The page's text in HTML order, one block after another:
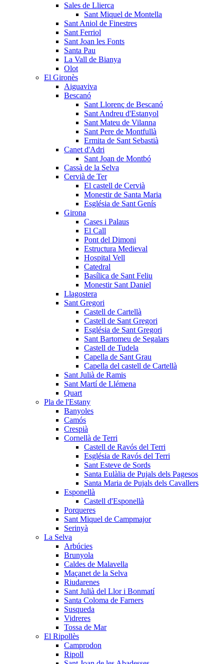
Sales de Llierca
Sant Miquel de Montella
Sant Aniol de Finestres
Sant Ferriol
Sant Joan les Fonts
Santa Pau
La Vall de Bianya
Olot
El Gironès
Aiguaviva
Bescanó
Sant Llorenç de Bescanó
Sant Andreu d'Estanyol
Sant Mateu de Vilanna
Sant Pere de Montfullà
Ermita de Sant Sebastià
Canet d'Adri
Sant Joan de Montbó
Cassà de la Selva
Cervià de Ter
El castell de Cervià
Monestir de Santa Maria
Església de Sant Genís
Girona
Cases i Palaus
El Call
Pont del Dimoni
Estructura Medieval
Hospital Vell
Catedral
Basílica de Sant Feliu
Monestir Sant Daniel
Llagostera
Sant Gregori
Castell de Cartellà
Castell de Sant Gregori
Església de Sant Gregori
Sant Bartomeu de Segalars
Castell de Tudela
Capella de Sant Grau
Capella del castell de Cartellà
Sant Julià de Ramis
Sant Martí de Llémena
Quart
Pla de l'Estany
Banyoles
Camós
Crespià
Cornellà de Terri
Castell de Ravós del Terri
Església de Ravós del Terri
Sant Esteve de Sords
Santa Eulàlia de Pujals dels Pagesos
Santa Maria de Pujals dels Cavallers
Esponellà
Castell d'Esponellà
Porqueres
Sant Miquel de Campmajor
Serinyà
La Selva
Arbúcies
Brunyola
Caldes de Malavella
Maçanet de la Selva
Riudarenes
Sant Julià del Llor i Bonmatí
Santa Coloma de Farners
Susqueda
Vidreres
Tossa de Mar
El Ripollès
Camprodon
Ripoll